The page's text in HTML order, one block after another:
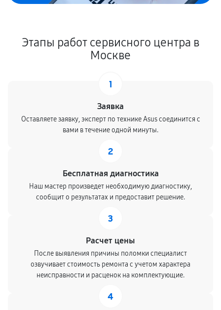
Этапы работ сервисного центра в
Москве
1
Заявка
Оставляете заявку, эксперт по технике Asus соединится с
вами в течение одной минуты.
2
Бесплатная диагностика
Наш мастер произведет необходимую диагностику,
сообщит о результатах и предоставит решение.
3
Расчет цены
После выявления причины поломки специалист
озвучивает стоимость ремонта с учетом характера
неисправности и расценок на комплектующие.
4